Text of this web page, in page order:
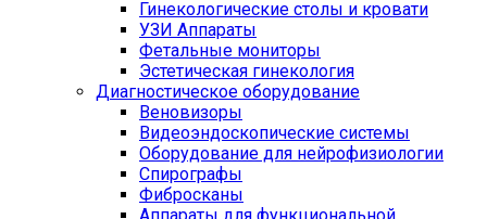
Гинекологические столы и кровати
УЗИ Аппараты
Фетальные мониторы
Эстетическая гинекология
Диагностическое оборудование
Веновизоры
Видеоэндоскопические системы
Оборудование для нейрофизиологии
Спирографы
Фибросканы